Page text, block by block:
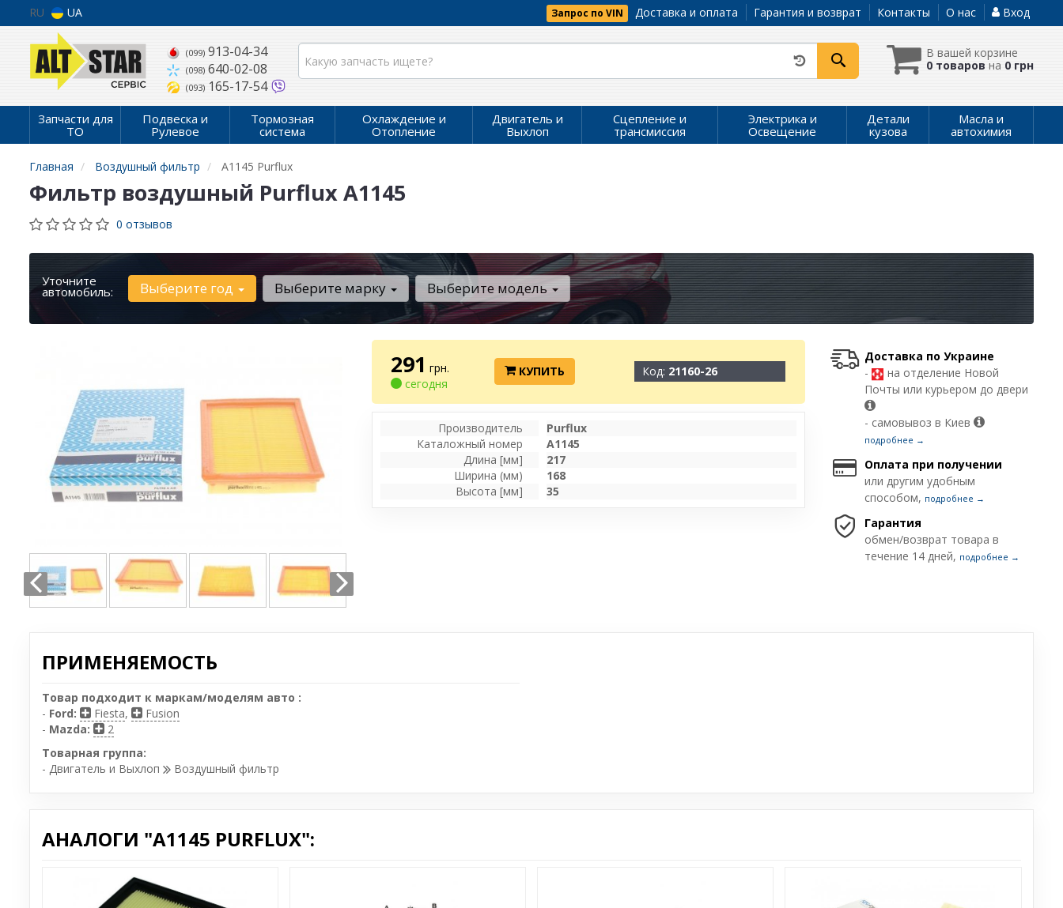
RU UA Запрос по VIN Доставка и оплата Гарантия и возврат Контакты О нас Вход
(099)913-04-34
(098)640-02-08
(093)165-17-54
В вашей корзине
0 товаров на 0 грн
Запчасти для
ТО
Подвеска и
Рулевое
Тормозная
система
Охлаждение и
Отопление
Двигатель и
Выхлоп
Сцепление и
трансмиссия
Электрика и
Освещение
Детали
кузова
Масла и
автохимия
Главная Воздушный фильтр A1145 Purflux
Фильтр воздушный Purflux A1145
0 отзывов
Уточните
автомобиль: Выберите год Выберите марку Выберите модель
291 грн.
сегодня
КУПИТЬ Код: 21160-26
Производитель
Purflux
Каталожный номер
A1145
Длина [мм]
217
Ширина (мм)
168
Высота [мм]
35
Доставка по Украине
-
на отделение Новой
Почты или курьером до двери
- самовывоз в Киев
подробнее →
Оплата при получении
или другим удобным
способом, подробнее →
Гарантия
обмен/возврат товара в
течение 14 дней, подробнее →
ПРИМЕНЯЕМОСТЬ
Товар подходит к маркам/моделям авто :
- Ford: Fiesta,
Fusion
- Mazda:
2
Товарная группа:
- Двигатель и Выхлоп
Воздушный фильтр
АНАЛОГИ "A1145 PURFLUX":